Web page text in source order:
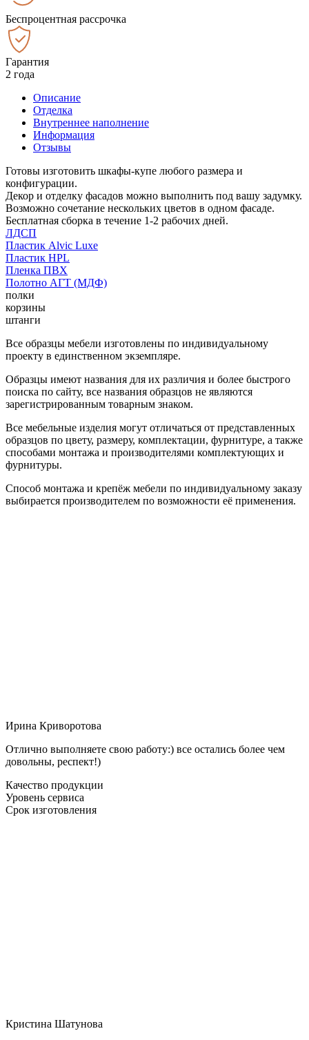
Беспроцентная рассрочка
Гарантия
2 года
Описание
Отделка
Внутреннее наполнение
Информация
Отзывы
Готовы изготовить шкафы-купе любого размера и
конфигурации.
Декор и отделку фасадов можно выполнить под вашу задумку.
Возможно сочетание нескольких цветов в одном фасаде.
Бесплатная сборка в течение 1-2 рабочих дней.
ЛДСП
Пластик Alvic Luxe
Пластик HPL
Пленка ПВХ
Полотно АГТ (МДФ)
полки
корзины
штанги
Все образцы мебели изготовлены по индивидуальному
проекту в единственном экземпляре.
Образцы имеют названия для их различия и более быстрого
поиска по сайту, все названия образцов не являются
зарегистрированным товарным знаком.
Все мебельные изделия могут отличаться от представленных
образцов по цвету, размеру, комплектации, фурнитуре, а также
способами монтажа и производителями комплектующих и
фурнитуры.
Способ монтажа и крепёж мебели по индивидуальному заказу
выбирается производителем по возможности её применения.
Ирина Криворотова
Отлично выполняете свою работу:) все остались более чем
довольны, респект!)
Качество продукции
Уровень сервиса
Срок изготовления
Кристина Шатунова